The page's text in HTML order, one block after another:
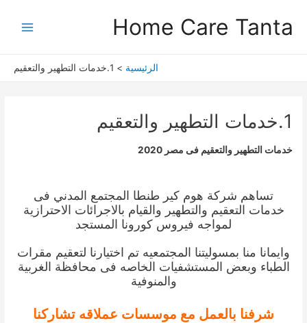
Home Care Tanta
الرئيسية 1.خدمات التطهير والتعقيم
1.خدمات التطهير والتعقيم
خدمات التطهير والتعقيم فى مصر 2020
تساهم شركة هوم كير طنطا المجتمع المدني فى
خدمات التعقيم والتطهير والقيام بالاجرائات الاحترازية
لمواجه فيروس كورونا المستجد
وايمانا منا بمسوليتنا المجتمعيه تم اختيارنا لتعقيم مقرات
الطباء وبعض المستشفيات الخاصه فى محافظة الغربية
والمنوفية
شرفنا بالعمل مع موسسات عملاقه تشاركنا